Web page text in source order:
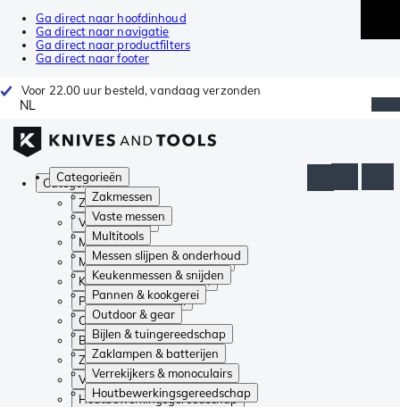
Ga direct naar hoofdinhoud
Ga direct naar navigatie
Ga direct naar productfilters
Ga direct naar footer
Voor 22.00 uur besteld, vandaag verzonden
NL
Categorieën
Zakmessen
Vaste messen
Multitools
Messen slijpen & onderhoud
Keukenmessen & snijden
Pannen & kookgerei
Outdoor & gear
Bijlen & tuingereedschap
Zaklampen & batterijen
Verrekijkers & monoculairs
Houtbewerkingsgereedschap
Categorieën
Zakmessen
Vaste messen
Multitools
Messen slijpen & onderhoud
Keukenmessen & snijden
Pannen & kookgerei
Outdoor & gear
Bijlen & tuingereedschap
Zaklampen & batterijen
Verrekijkers & monoculairs
Houtbewerkingsgereedschap